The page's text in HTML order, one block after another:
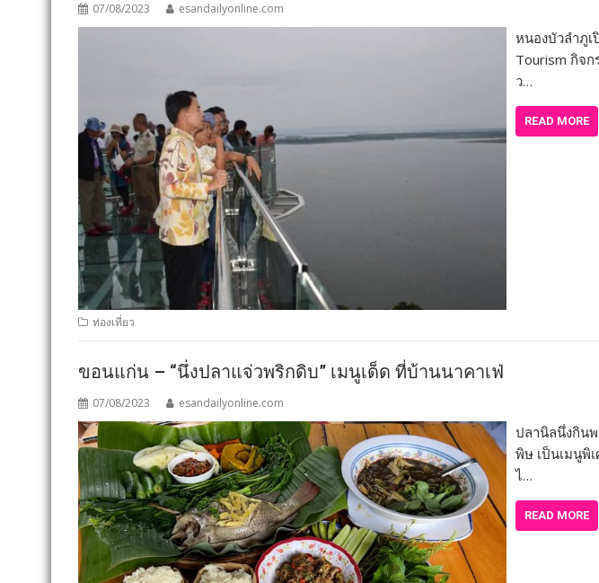
07/08/2023 esandailyonline.com
หนองบัวลำภูเ
Tourism กิจก
ว…
READ MORE
ท่องเที่ยว
ขอนแก่น – “นึ่งปลาแจ่วพริกดิบ” เมนูเด็ด ที่บ้านนาคาเฟ่
07/08/2023 esandailyonline.com
ปลานิลนึ่งกิน
พิษ เป็นเมนูพิ
ไ…
READ MORE